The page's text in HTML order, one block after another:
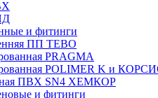
и фитинги
ПП TEBO
PRAGMA
POLIMER K и
ПВХ SN4 ХЕМКОР
и фитинги